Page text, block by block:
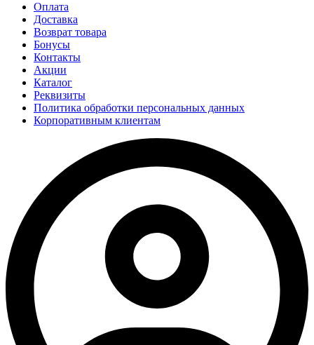
Оплата
Доставка
Возврат товара
Бонусы
Контакты
Акции
Каталог
Реквизиты
Политика обработки персональных данных
Корпоративным клиентам